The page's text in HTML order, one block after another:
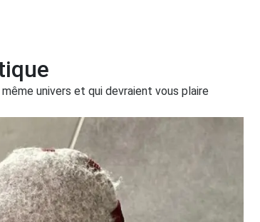
univers et qui devraient vous plaire